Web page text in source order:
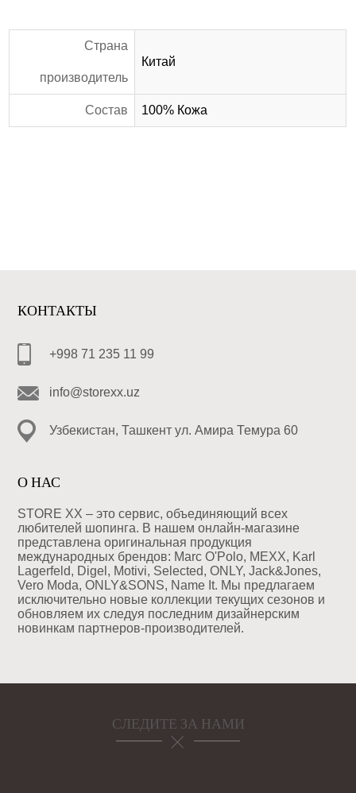
Страна
производитель
Китай
Состав 100% Кожа
КОНТАКТЫ
+998 71 235 11 99
info@storexx.uz
Узбекистан, Ташкент ул. Амира Темура 60
О НАС
STORE XX – это сервис, объединяющий всех
любителей шопинга. В нашем онлайн-магазине
представлена оригинальная продукция
международных брендов: Marc O'Polo, MEXX, Karl
Lagerfeld, Digel, Motivi, Selected, ONLY, Jack&Jones,
Vero Moda, ONLY&SONS, Name It. Мы предлагаем
исключительно новые коллекции текущих сезонов и
обновляем их следуя последним дизайнерским
новинкам партнеров-производителей.
СЛЕДИТЕ ЗА НАМИ